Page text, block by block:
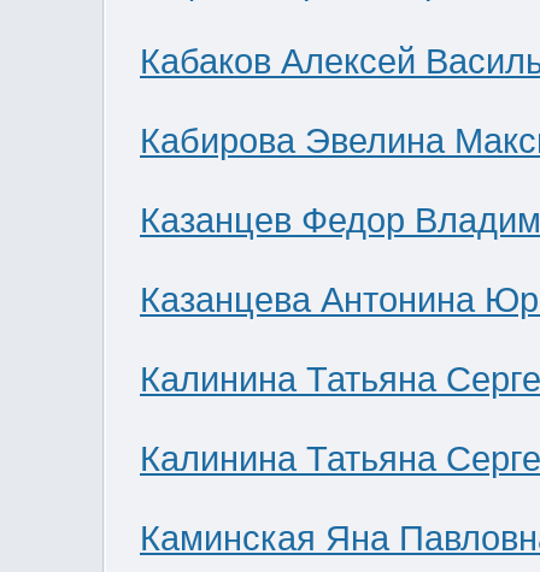
Кабаков Алексей
Кабирова Эвелина
Казанцев Федор
Казанцева Антонина
Калинина Татьяна
Калинина Татьяна
Каминская Яна